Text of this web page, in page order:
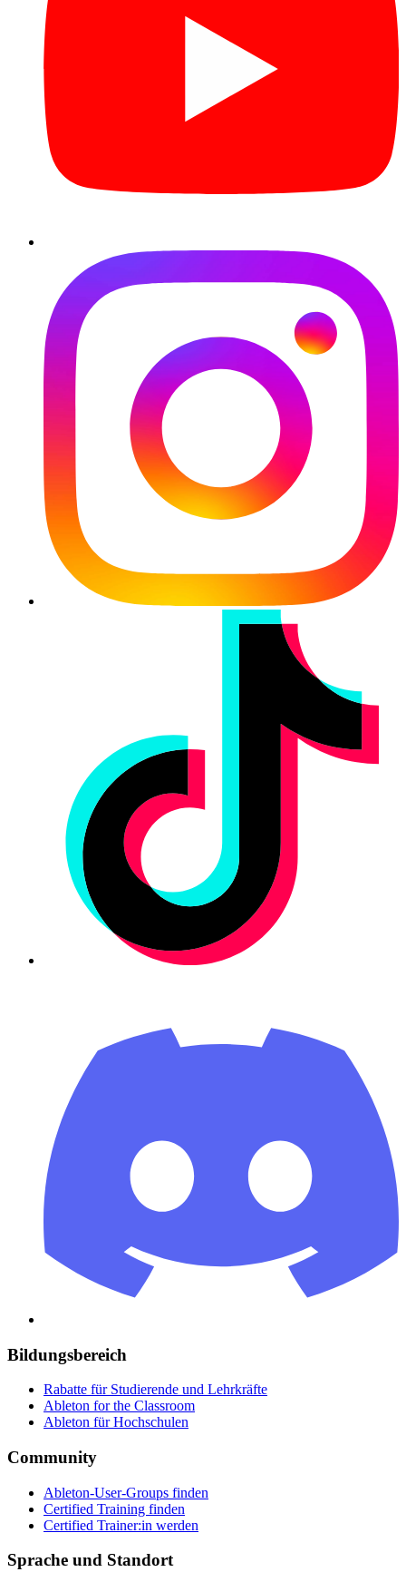
Bildungsbereich
Rabatte für Studierende und Lehrkräfte
Ableton for the Classroom
Ableton für Hochschulen
Community
Ableton-User-Groups finden
Certified Training finden
Certified Trainer:in werden
Sprache und Standort